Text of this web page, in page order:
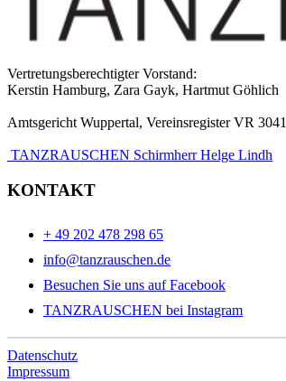
Vertretungsberechtigter Vorstand:
Kerstin Hamburg, Zara Gayk, Hartmut Göhlich
Amtsgericht Wuppertal, Vereinsregister VR
TANZRAUSCHEN Schirmherr Helge Lindh
KONTAKT
+ 49 202 478 298 65
info@tanzrauschen.de
Besuchen Sie uns auf Facebook
TANZRAUSCHEN bei Instagram
Datenschutz
Impressum